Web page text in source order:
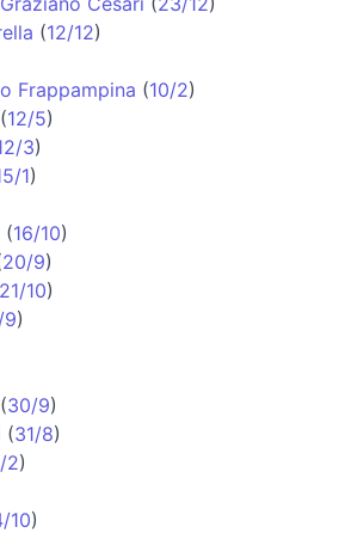
(12/12)
Frappampina (10/2)
(12/5)
3)
1)
(16/10)
20/9)
21/10)
9)
(30/9)
(31/8)
2)
10)